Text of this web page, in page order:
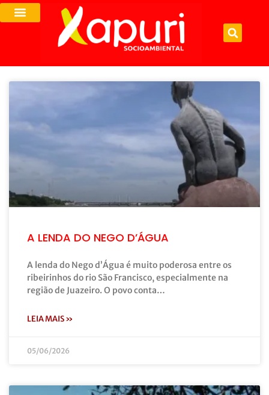
A LENDA DO NEGO D’ÁGUA
A lenda do Nego d’Água é muito poderosa entre os
ribeirinhos do rio São Francisco, especialmente na
região de Juazeiro. O povo conta…
LEIA MAIS »
05/06/2026